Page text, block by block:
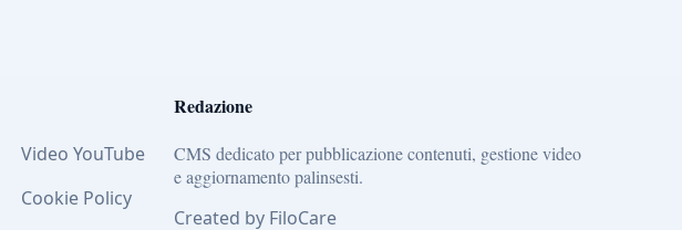
Video YouTube
Cookie Policy
Redazione
CMS dedicato per pubblicazione contenuti, gestione video
e aggiornamento palinsesti.
Created by FiloCare